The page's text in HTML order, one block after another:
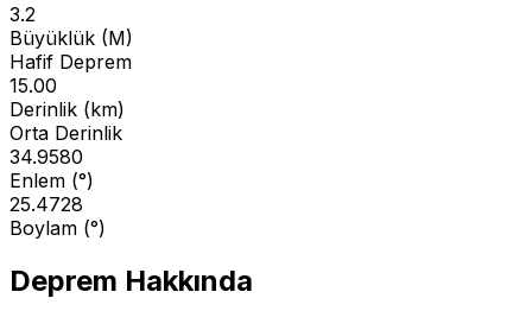
3.2
Büyüklük (M)
Hafif Deprem
15.00
Derinlik (km)
Orta Derinlik
34.9580
Enlem (°)
25.4728
Boylam (°)
Deprem Hakkında